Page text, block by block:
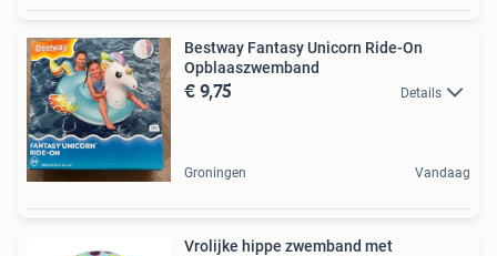
Bestway Fantasy Unicorn Ride-On
Opblaaszwemband
€ 9,75 Details
Groningen Vandaag
Vrolijke hippe zwemband met